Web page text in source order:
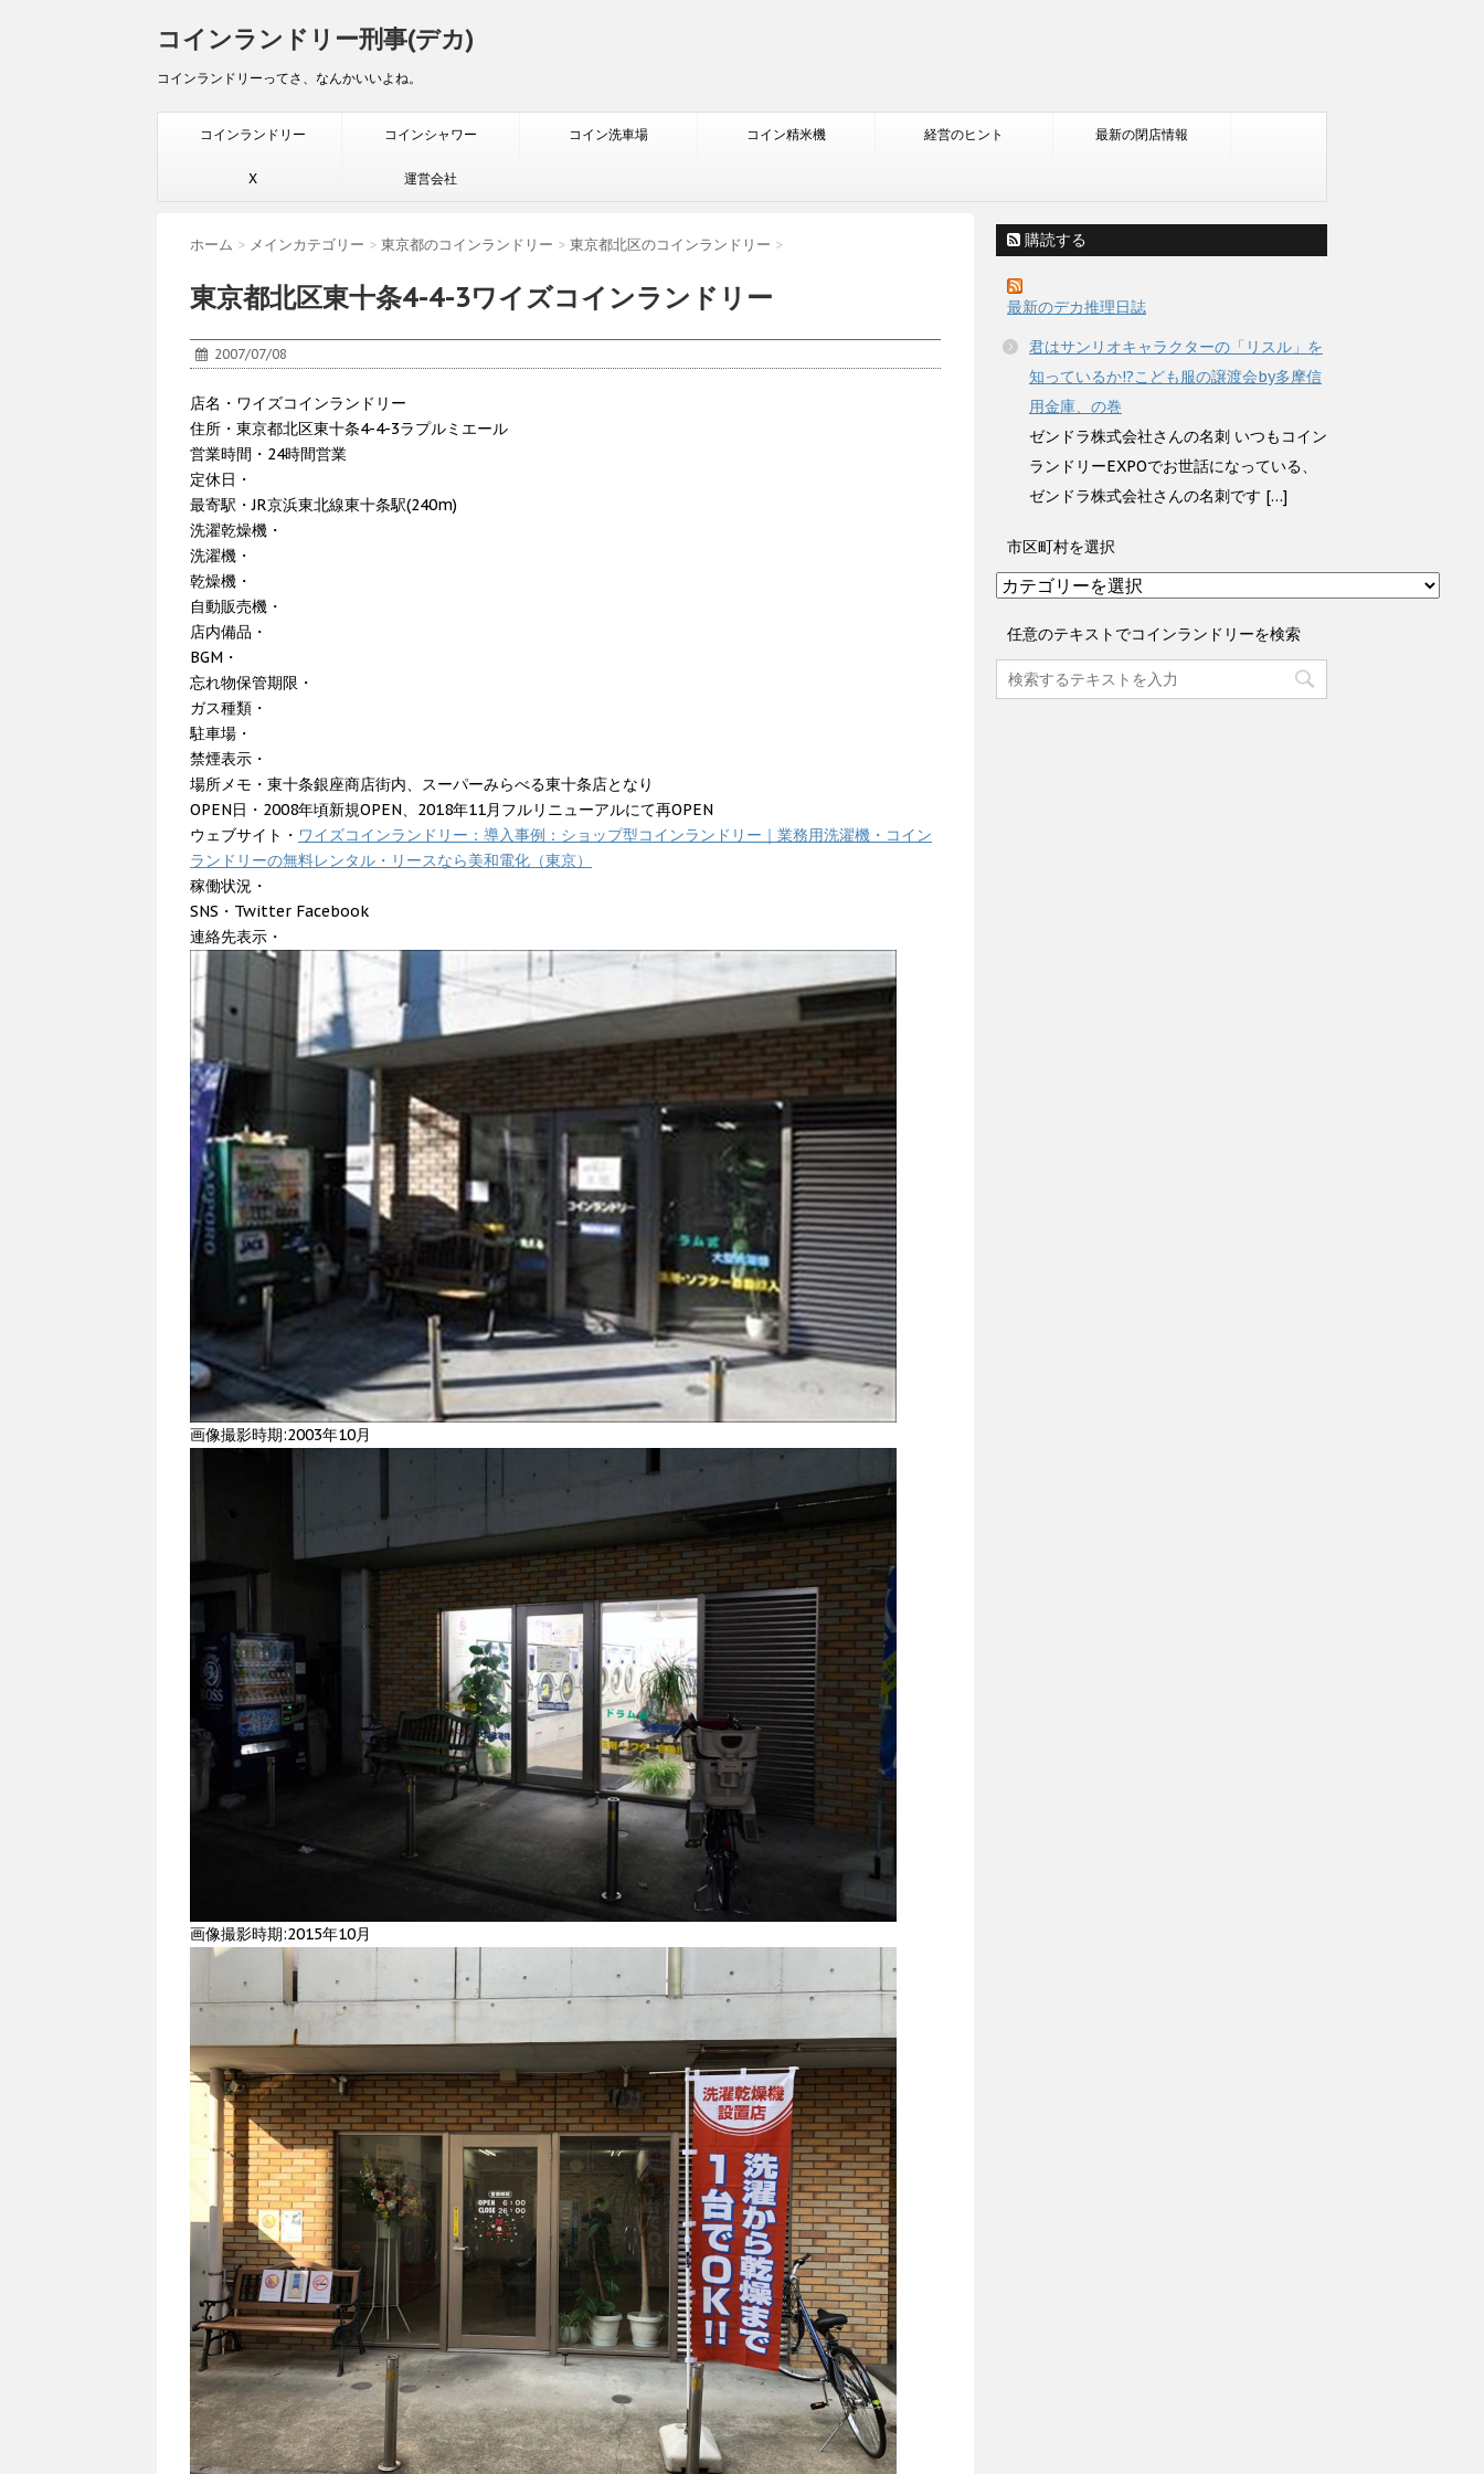
コインランドリー刑事(デカ)
コインランドリーってさ、なんかいいよね。
コインランドリー コインシャワー コイン洗車場 コイン精米機 経営のヒント 最新の閉店情報
X 運営会社
ホーム > メインカテゴリー > 東京都のコインランドリー > 東京都北区のコインランドリー >
東京都北区東十条4-4-3ワイズコインランドリー
2007/07/08
店名・ワイズコインランドリー
住所・東京都北区東十条4-4-3ラプルミエール
営業時間・24時間営業
定休日・
最寄駅・JR京浜東北線東十条駅(240m)
洗濯乾燥機・
洗濯機・
乾燥機・
自動販売機・
店内備品・
BGM・
忘れ物保管期限・
ガス種類・
駐車場・
禁煙表示・
場所メモ・東十条銀座商店街内、スーパーみらべる東十条店となり
OPEN日・2008年頃新規OPEN、2018年11月フルリニューアルにて再OPEN
ウェブサイト・ ワイズコインランドリー：導入事例：ショップ型コインランドリー｜業務用洗濯機・コイン
ランドリーの無料レンタル・リースなら美和電化（東京）
稼働状況・
SNS・Twitter Facebook
連絡先表示・
画像撮影時期:2003年10月
画像撮影時期:2015年10月
購読する
最新のデカ推理日誌
君はサンリオキャラクターの「リスル」を
知っているか!?こども服の譲渡会by多摩信
用金庫、の巻
ゼンドラ株式会社さんの名刺 いつもコイン
ランドリーEXPOでお世話になっている、
ゼンドラ株式会社さんの名刺です […]
市区町村を選択
市
町
村
を
選
任意のテキストでコインランドリーを検索